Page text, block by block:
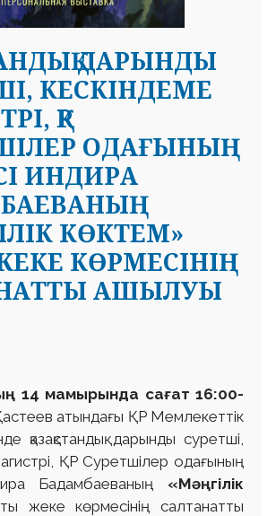
ДАРЫНДЫ
КЕСКІНДЕМЕ
ҚР
ОДАҒЫНЫҢ
ИНДИРА
КӨКТЕМ»
КӨРМЕСІНІҢ
АШЫЛУЫ
14 мамырында сағат 16:00-
атындағы ҚР Мемлекеттік
қазақстандық дарынды суретші,
ҚР Суретшілер одағының
Бадамбаеваның «Мәңгілік
жеке көрмесінің салтанатты